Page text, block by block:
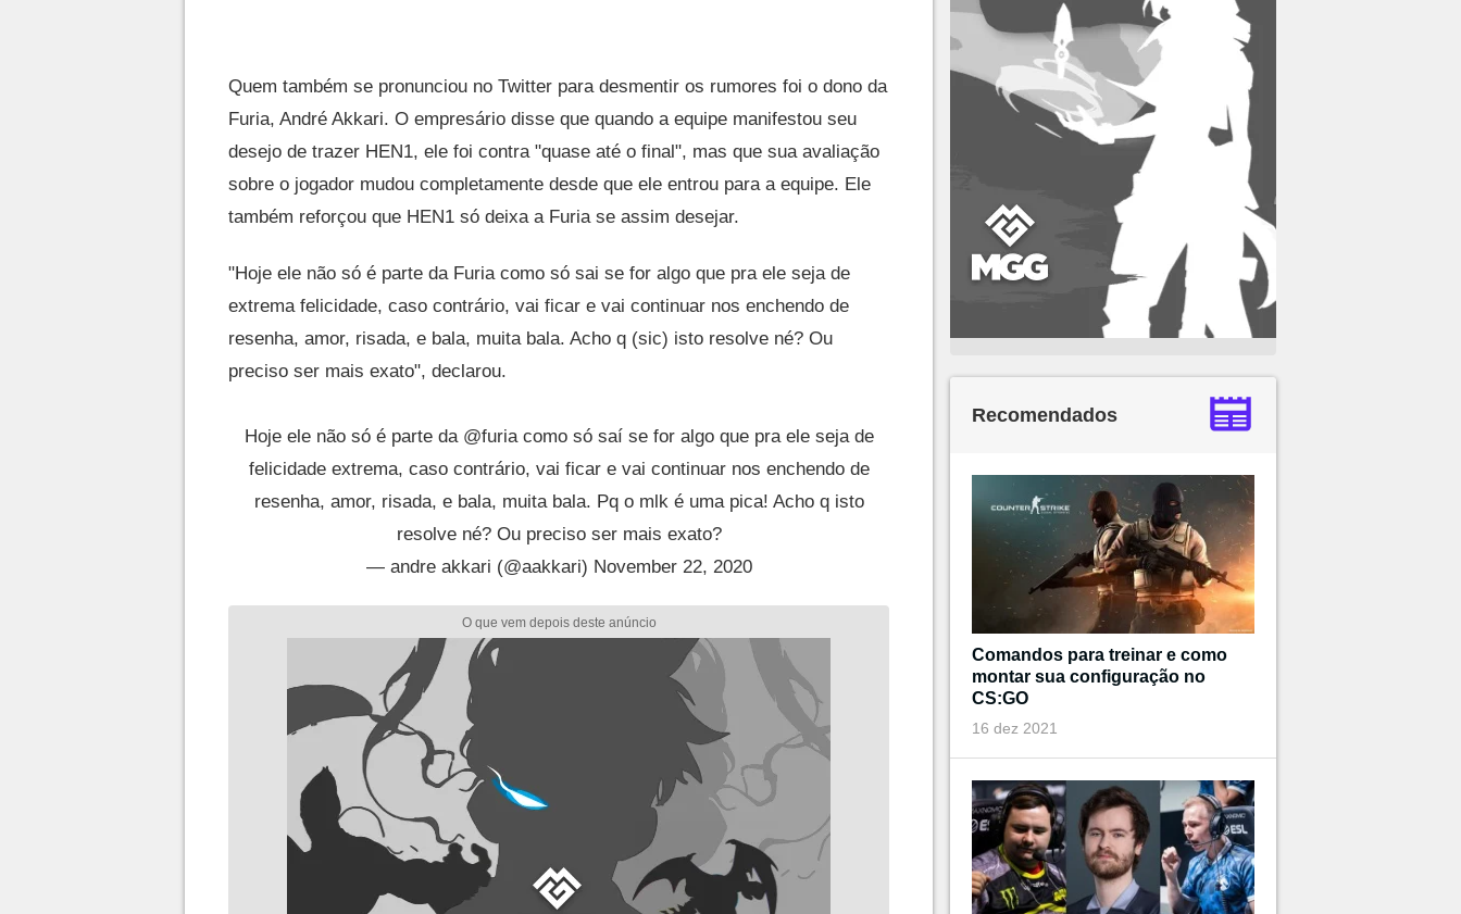
Quem também se pronunciou no Twitter para desmentir os rumores foi o dono da
Furia, André Akkari. O empresário disse que quando a equipe manifestou seu
desejo de trazer HEN1, ele foi contra "quase até o final", mas que sua avaliação
sobre o jogador mudou completamente desde que ele entrou para a equipe. Ele
também reforçou que HEN1 só deixa a Furia se assim desejar.
"Hoje ele não só é parte da Furia como só sai se for algo que pra ele seja de
extrema felicidade, caso contrário, vai ficar e vai continuar nos enchendo de
resenha, amor, risada, e bala, muita bala. Acho q (sic) isto resolve né? Ou
preciso ser mais exato", declarou.
Hoje ele não só é parte da @furiacomo só saí se for algo que pra ele seja de
felicidade extrema, caso contrário, vai ficar e vai continuar nos enchendo de
resenha, amor, risada, e bala, muita bala. Pq o mlk é uma pica! Acho q isto
resolve né? Ou preciso ser mais exato?
— andre akkari (@aakkari) November 22, 2020
Recomendados
Comandos para treinar e como
montar sua configuração no
CS:GO
16 dez 2021